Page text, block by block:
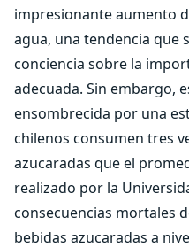
impresionante aumento
agua, una tendencia que
conciencia sobre la
adecuada. Sin embargo,
ensombrecida por una
chilenos consumen tres
azucaradas que el
realizado por la
consecuencias mortales
bebidas azucaradas a